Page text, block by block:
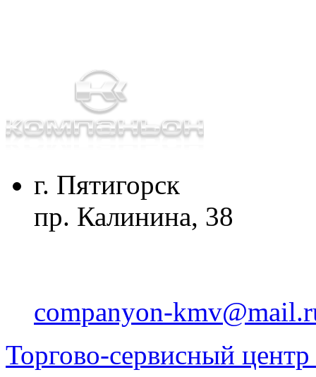
г. Пятигорск
пр. Калинина, 38
companyon-
Торгово-сервисный